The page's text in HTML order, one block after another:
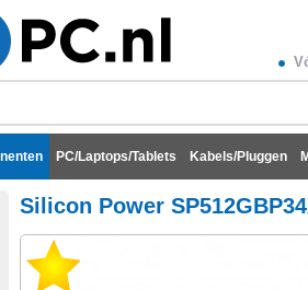
PC/Laptops/Tablets Kabels/Pluggen
Silicon Power